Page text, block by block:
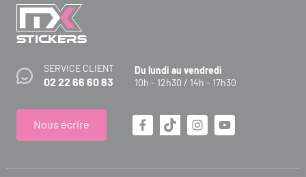
SERVICE CLIENT
02 22 66 60 83
Du lundi au vendredi
10h - 12h30 / 14h - 17h30
Nous écrire